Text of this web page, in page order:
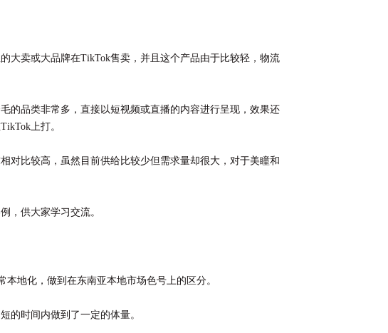
大卖或大品牌在TikTok售卖，并且这个产品由于比较轻，物流
的品类非常多，直接以短视频或直播的内容进行呈现，效果还
上打。
对比较高，虽然目前供给比较少但需求量却很大，对于美瞳和
，供大家学习交流。
地化，做到在东南亚本地市场色号上的区分。
的时间内做到了一定的体量。